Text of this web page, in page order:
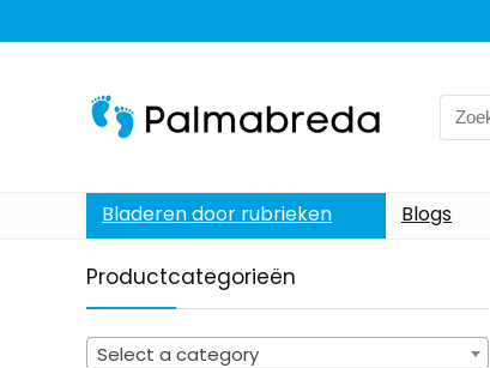
Search
for:
Bladeren door rubrieken Blogs
Productcategorieën
Select a category